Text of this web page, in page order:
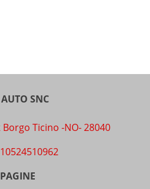
SNC
Borgo Ticino -NO- 28040
PAGINE